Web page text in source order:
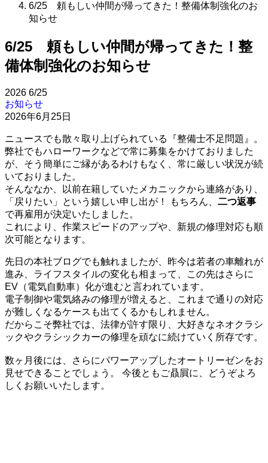
6/25 頼もしい仲間が帰ってきた！整備体制強化のお
知らせ
6/25 頼もしい仲間が帰ってきた！整
備体制強化のお知らせ
2026 6/25
お知らせ
2026年6月25日
ニュースでも散々取り上げられている『整備士不足問題』。
弊社でもハローワークなどで常に募集をかけておりました
が、そう簡単にご縁があるわけもなく、常に厳しい状況が続
いておりました。
そんななか、以前在籍していたメカニックから連絡があり、
「戻りたい」という嬉しい申し出が！ もちろん、 二つ返事
で再雇用が決定いたしました。
これにより、作業スピードのアップや、新規の修理対応も順
次可能となります。
先日の本社ブログでも触れましたが、昨今は若者の車離れが
進み、ライフスタイルの変化も相まって、この先はさらに
EV（電気自動車）化が進むと言われています。
電子制御や電気絡みの修理が増えると、これまで通りの対応
が難しくなるケースも出てくるかもしれません。
だからこそ弊社では、法律が許す限り、大好きなネオクラシ
ックやクラシックカーの修理を頑なに続けていく所存です。
数ヶ月後には、さらにパワーアップしたオートリーゼンをお
見せできることでしょう。 今後ともご贔屓に、どうぞよろ
しくお願いいたします。